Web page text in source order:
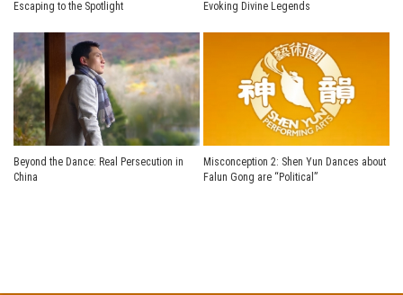
Escaping to the Spotlight Evoking Divine Legends
Beyond the Dance: Real Persecution in
China
Misconception 2: Shen Yun Dances about
Falun Gong are “Political”